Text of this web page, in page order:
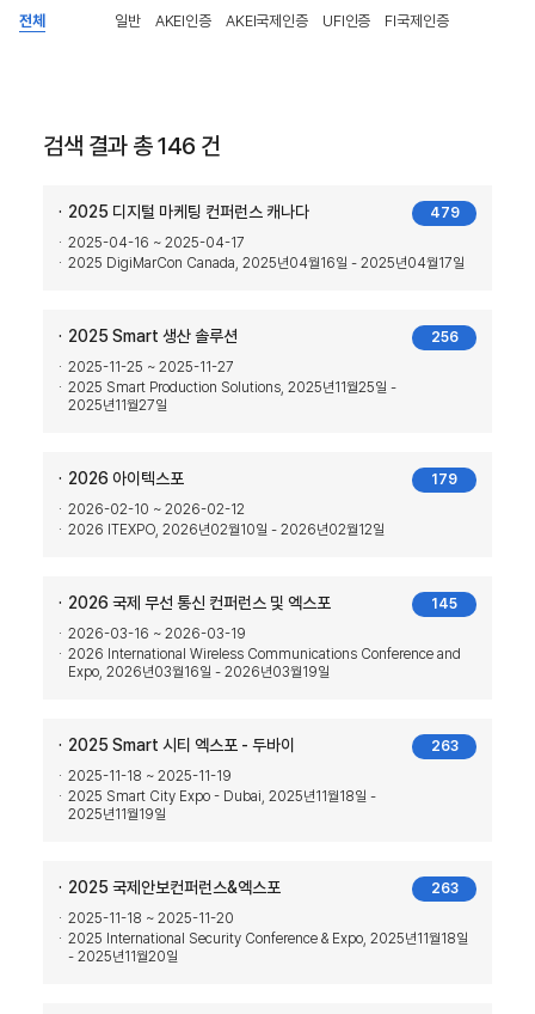
전체 일반 AKEI인증 AKEI국제인증 UFI인증 FI국제인증
검색 결과 총 146 건
479
2025 디지털 마케팅 컨퍼런스 캐나다
2025-04-16 ~ 2025-04-17
2025 DigiMarCon Canada, 2025년04월16일 - 2025년04월17일
256
2025 Smart 생산 솔루션
2025-11-25 ~ 2025-11-27
2025 Smart Production Solutions, 2025년11월25일 -
2025년11월27일
179
2026 아이텍스포
2026-02-10 ~ 2026-02-12
2026 ITEXPO, 2026년02월10일 - 2026년02월12일
145
2026 국제 무선 통신 컨퍼런스 및 엑스포
2026-03-16 ~ 2026-03-19
2026 International Wireless Communications Conference and
Expo, 2026년03월16일 - 2026년03월19일
263
2025 Smart 시티 엑스포 - 두바이
2025-11-18 ~ 2025-11-19
2025 Smart City Expo - Dubai, 2025년11월18일 -
2025년11월19일
263
2025 국제안보컨퍼런스&엑스포
2025-11-18 ~ 2025-11-20
2025 International Security Conference & Expo, 2025년11월18일
- 2025년11월20일